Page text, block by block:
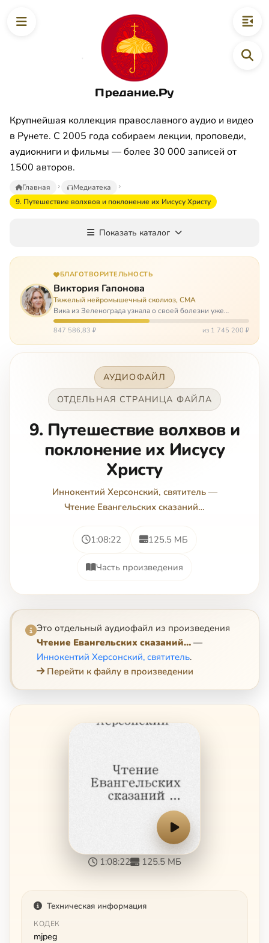
Предание.Ру
Крупнейшая коллекция православного аудио и видео
в Рунете. С 2005 года собираем лекции, проповеди,
аудиокниги и фильмы — более 30 000 записей от
1500 авторов.
Главная
Медиатека
9. Путешествие волхвов и поклонение их Иисусу Христу
Показать каталог
БЛАГОТВОРИТЕЛЬНОСТЬ
Виктория Гапонова
Тяжелый нейромышечный сколиоз, СМА
Вика из Зеленограда узнала о своей болезни уже
будучи в сознательном возрасте. Ей пришлось
привыкать к инвалидной коляске и сильнейшему
847 586,83 ₽ из 1 745 200 ₽
АУДИОФАЙЛ
ОТДЕЛЬНАЯ СТРАНИЦА ФАЙЛА
9. Путешествие волхвов и
поклонение их Иисусу
Христу
Иннокентий Херсонский, святитель—
Чтение Евангельских сказаний…
1:08:22 125.5 МБ
Часть произведения
Это отдельный аудиофайл из произведения
Чтение Евангельских сказаний… —
Иннокентий Херсонский, святитель.
Перейти к файлу в произведении
1:08:22 125.5 МБ
Техническая информация
КОДЕК
mjpeg